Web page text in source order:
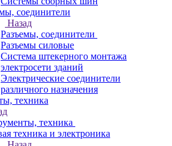
соединители
Назад
Разъемы, соединители
Разъемы силовые
Система штекерного монтажа
электросети зданий
Электрические соединители
различного назначения
техника
техника
техника и электроника